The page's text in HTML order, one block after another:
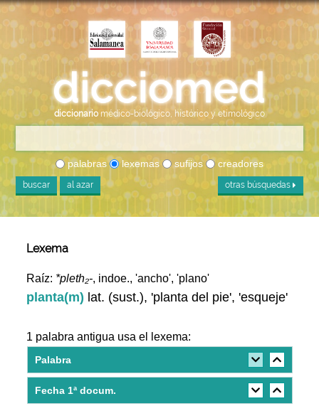
diccionario médico-biológico, histórico y etimológico
palabras lexemas sufijos creadores
buscar al azar otras búsquedas
Lexema
Raíz: *pleth₂-, indoe., 'ancho', 'plano'
planta(m) lat. (sust.), 'planta del pie', 'esqueje'
1 palabra antigua usa el lexema:
Palabra
Fecha 1ª docum.